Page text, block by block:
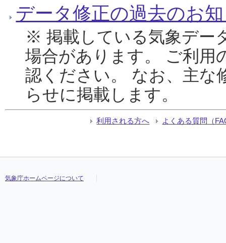
データ修正の過去のお
※ 掲載している気象デー
場合があります。 ご利用
認ください。 なお、主な
らせに掲載します。
利用される方へ よくある質問（
気象庁ホームページについて